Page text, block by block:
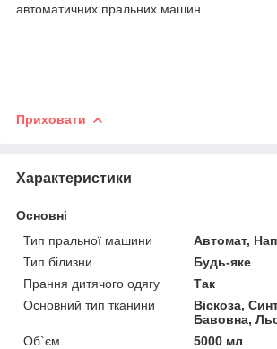
автоматичних пральних машин.
Приховати
Характеристики
Основні
Тип пральної машини
Автомат,
Тип білизни
Будь-яке
Прання дитячого одягу
Так
Основний тип тканини
Віскоза,
Бавовна,
Об`єм
5000 мл